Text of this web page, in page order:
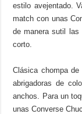
estilo avejentado.
match con unas
de manera sutil las
corto.
Clásica chompa
abrigadoras de
anchos. Para un
unas Converse